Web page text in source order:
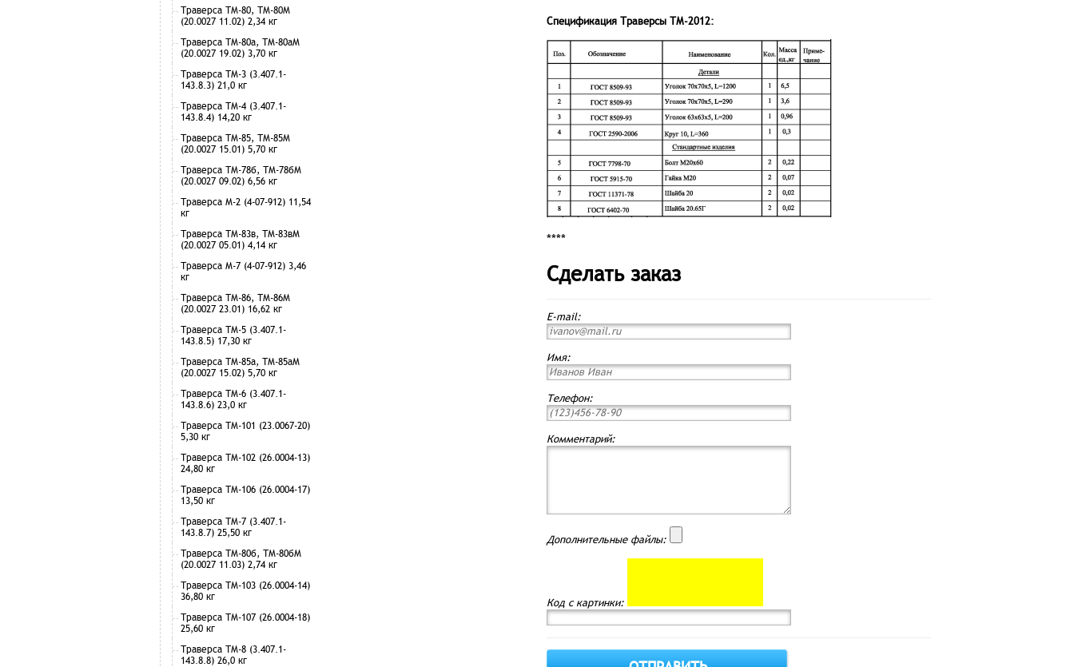
Траверса ТМ-80, ТМ-80М
(20.0027 11.02) 2,34 кг
Траверса ТМ-80а, ТМ-80аМ
(20.0027 19.02) 3,70 кг
Траверса ТМ-3 (3.407.1-
143.8.3) 21,0 кг
Траверса ТМ-4 (3.407.1-
143.8.4) 14,20 кг
Траверса ТМ-85, ТМ-85М
(20.0027 15.01) 5,70 кг
Траверса ТМ-78б, ТМ-78бМ
(20.0027 09.02) 6,56 кг
Траверса М-2 (4-07-912) 11,54
кг
Траверса ТМ-83в, ТМ-83вМ
(20.0027 05.01) 4,14 кг
Траверса М-7 (4-07-912) 3,46
кг
Траверса ТМ-86, ТМ-86М
(20.0027 23.01) 16,62 кг
Траверса ТМ-5 (3.407.1-
143.8.5) 17,30 кг
Траверса ТМ-85а, ТМ-85аМ
(20.0027 15.02) 5,70 кг
Траверса ТМ-6 (3.407.1-
143.8.6) 23,0 кг
Траверса ТМ-101 (23.0067-20)
5,30 кг
Траверса ТМ-102 (26.0004-13)
24,80 кг
Траверса ТМ-106 (26.0004-17)
13,50 кг
Траверса ТМ-7 (3.407.1-
143.8.7) 25,50 кг
Траверса ТМ-80б, ТМ-80бМ
(20.0027 11.03) 2,74 кг
Траверса ТМ-103 (26.0004-14)
36,80 кг
Траверса ТМ-107 (26.0004-18)
25,60 кг
Траверса ТМ-8 (3.407.1-
143.8.8) 26,0 кг
Спецификация Траверсы ТМ-2012:
****
Сделать заказ
E-mail:
Имя:
Телефон:
Комментарий:
Дополнительные файлы:
Код с картинки: